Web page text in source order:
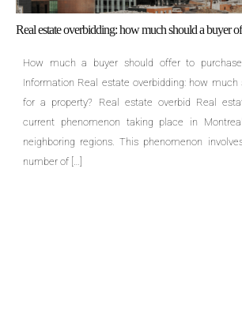
Real estate overbidding: how much should a buyer
How much a buyer should offer to
Information Real estate overbidding: how much
for a property? Real estate overbid Real
current phenomenon taking place in
neighboring regions. This phenomenon
number of […]